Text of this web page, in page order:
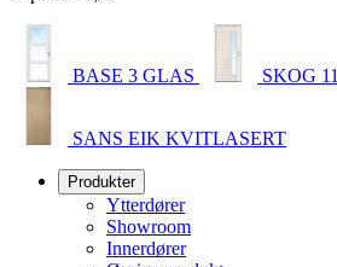
BASE 3 GLAS SKOG 11
SANS EIK KVITLASERT
Produkter
Ytterdører
Showroom
Innerdører